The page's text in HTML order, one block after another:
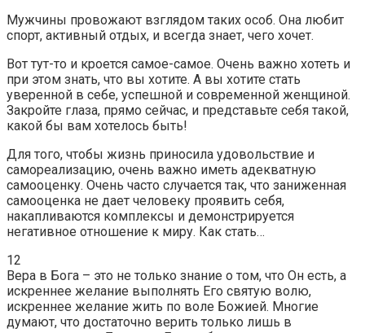
Мужчины провожают взглядом таких особ. Она любит
спорт, активный отдых, и всегда знает, чего хочет.
Вот тут-то и кроется самое-самое. Очень важно хотеть и
при этом знать, что вы хотите. А вы хотите стать
уверенной в себе, успешной и современной женщиной.
Закройте глаза, прямо сейчас, и представьте себя такой,
какой бы вам хотелось быть!
Для того, чтобы жизнь приносила удовольствие и
самореализацию, очень важно иметь адекватную
самооценку. Очень часто случается так, что заниженная
самооценка не дает человеку проявить себя,
накапливаются комплексы и демонстрируется
негативное отношение к миру. Как стать…
12
Вера в Бога – это не только знание о том, что Он есть, а
искреннее желание выполнять Его святую волю,
искреннее желание жить по воле Божией. Многие
думают, что достаточно верить только лишь в